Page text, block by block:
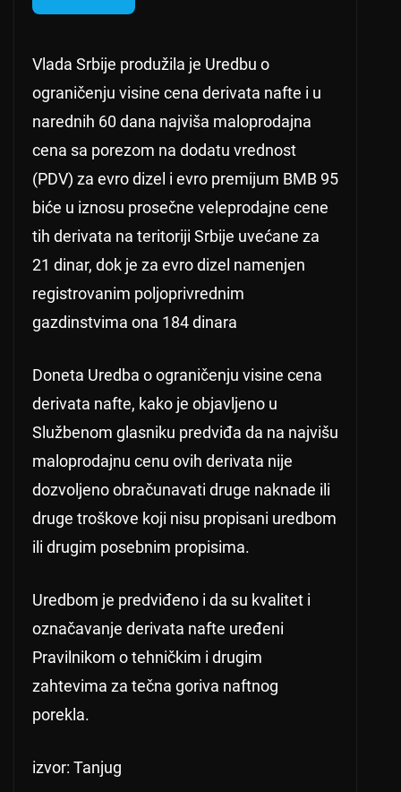
Vlada Srbije produžila je Uredbu o
ograničenju visine cena derivata nafte i u
narednih 60 dana najviša maloprodajna
cena sa porezom na dodatu vrednost
(PDV) za evro dizel i evro premijum BMB 95
biće u iznosu prosečne veleprodajne cene
tih derivata na teritoriji Srbije uvećane za
21 dinar, dok je za evro dizel namenjen
registrovanim poljoprivrednim
gazdinstvima ona 184 dinara
Doneta Uredba o ograničenju visine cena
derivata nafte, kako je objavljeno u
Službenom glasniku predviđa da na najvišu
maloprodajnu cenu ovih derivata nije
dozvoljeno obračunavati druge naknade ili
druge troškove koji nisu propisani uredbom
ili drugim posebnim propisima.
Uredbom je predviđeno i da su kvalitet i
označavanje derivata nafte uređeni
Pravilnikom o tehničkim i drugim
zahtevima za tečna goriva naftnog
porekla.
izvor: Tanjug